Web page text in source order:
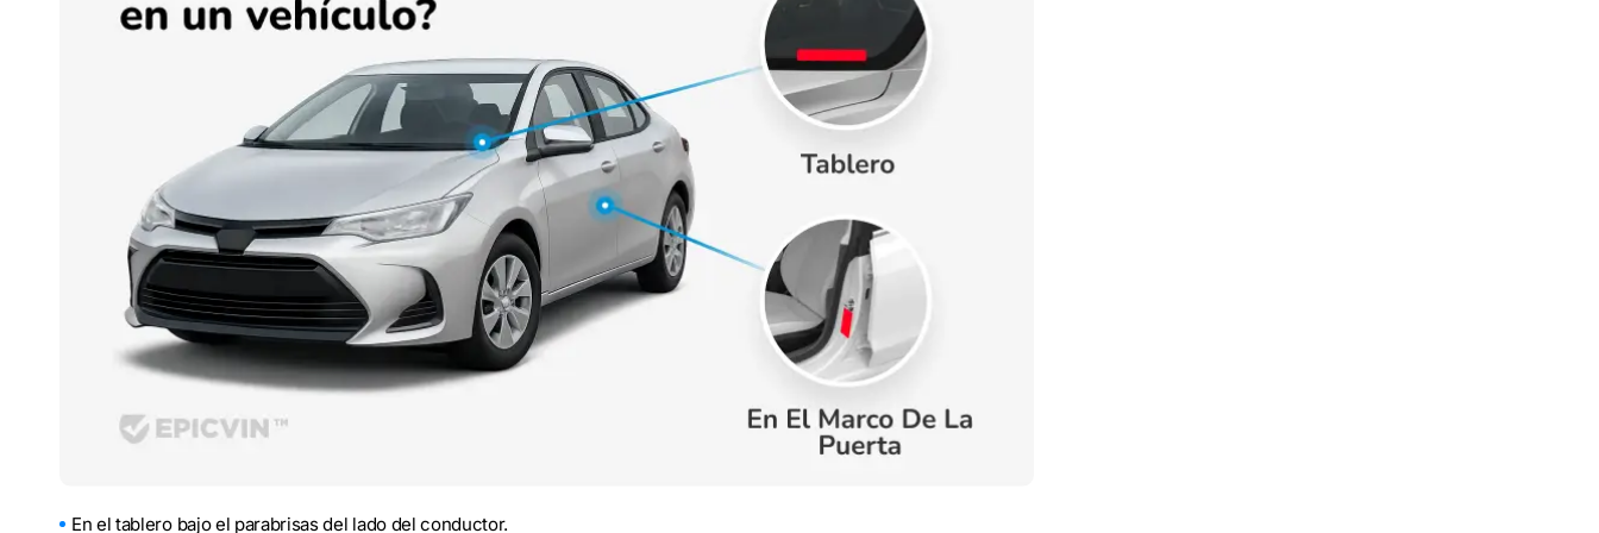
En el tablero bajo el parabrisas del lado del conductor.